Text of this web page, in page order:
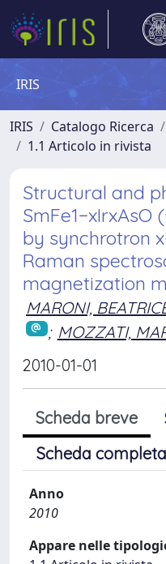
IRIS
IRIS Catalogo Ricerca
1.1 Articolo in rivista
Structural and
SmFe1−xIrxAsO
by synchrotron
Raman
magnetization
MARONI,
; MOZZATI,
2010-01-01
Scheda breve
Scheda
Anno
2010
Appare nelle